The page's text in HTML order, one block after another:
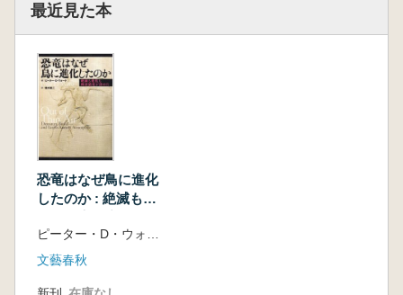
最近見た本
恐竜はなぜ鳥に進化
したのか : 絶滅も進
た
文藝春秋